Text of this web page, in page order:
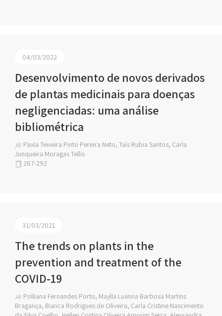
04/03/2022
Desenvolvimento de novos derivados
de plantas medicinais para doenças
negligenciadas: uma análise
bibliométrica
Paula Teixeira Pinto Pereira Neto, Taís Rubia Santos, Carla
Junqueira Moragas Tellis
267-292
31/03/2021
The trends on plants in the
prevention and treatment of the
COVID-19
Polliana Fernandes Porto, Maylla Luanna Barbosa Martins
Bragança, Bianca Rodrigues de Oliveira, Carla Cristine Nascimento